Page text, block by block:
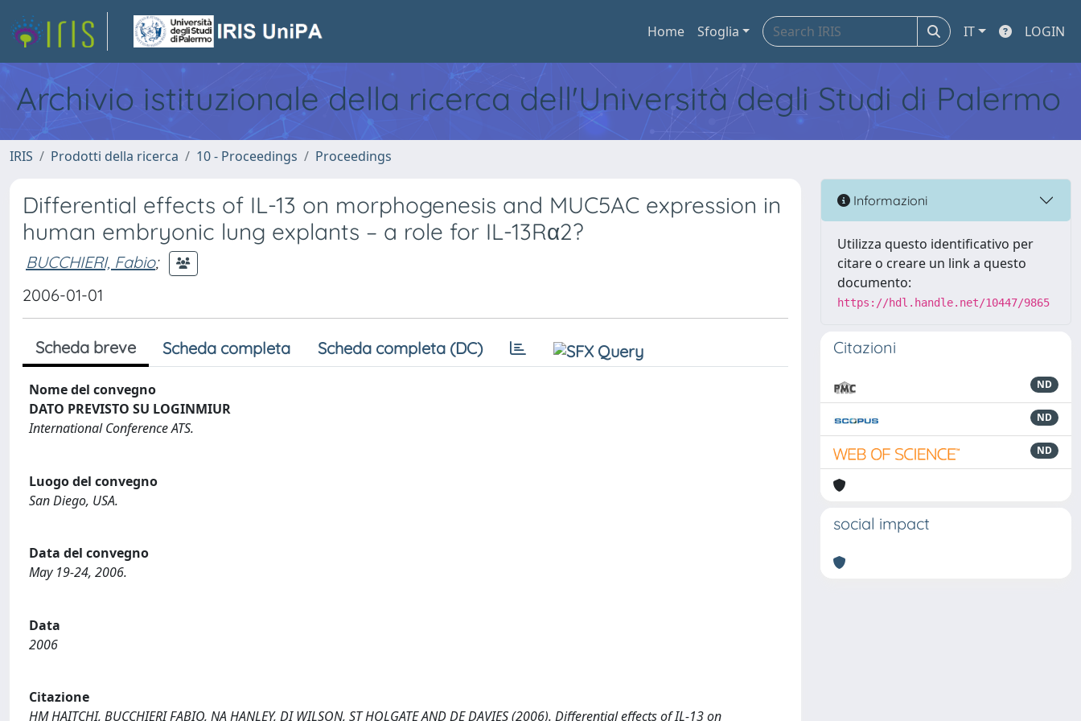
Home Sfoglia IT LOGIN
Archivio istituzionale della ricerca dell'Università degli Studi di Palermo
IRIS Prodotti della ricerca 10 - Proceedings Proceedings
Differential effects of IL-13 on morphogenesis and MUC5AC expression in
human embryonic lung explants – a role for IL-13Rα2?
BUCCHIERI, Fabio;
2006-01-01
Scheda breve Scheda completa Scheda completa (DC)
Nome del convegno
DATO PREVISTO SU LOGINMIUR
International Conference ATS.
Luogo del convegno
San Diego, USA.
Data del convegno
May 19-24, 2006.
Data
2006
Citazione
HM HAITCHI, BUCCHIERI FABIO, NA HANLEY, DI WILSON, ST HOLGATE AND DE DAVIES (2006). Differential effects of IL-13 on
Informazioni
Utilizza questo identificativo per
citare o creare un link a questo
documento:
https://hdl.handle.net/10447/9865
Citazioni
ND
ND
ND
social impact